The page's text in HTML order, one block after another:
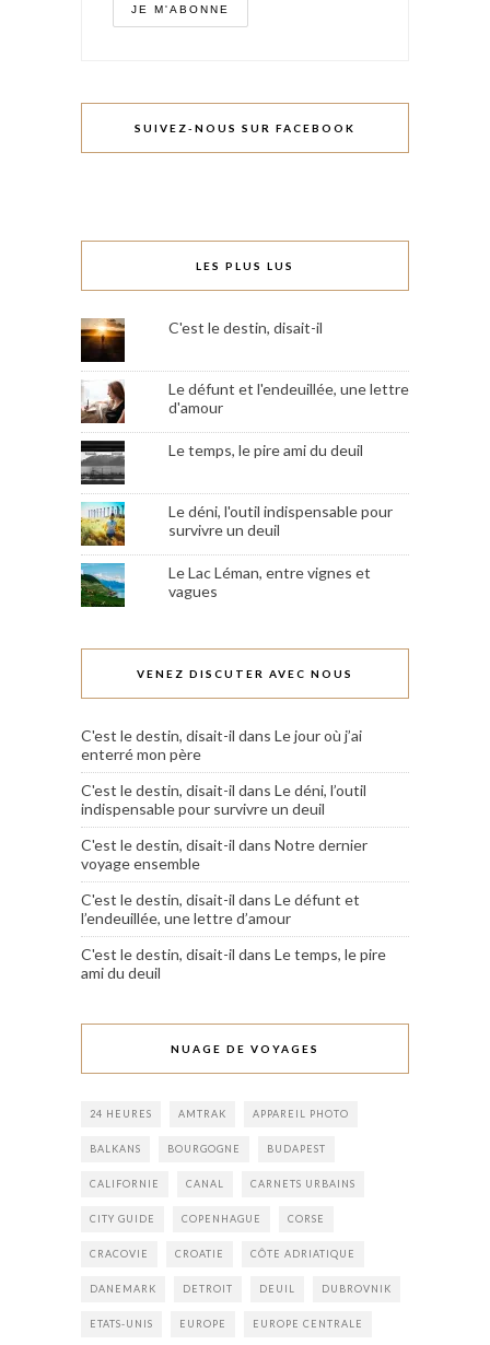
SUIVEZ-NOUS SUR FACEBOOK
LES PLUS LUS
C'est le destin, disait-il
Le défunt et l'endeuillée, une lettre
d'amour
Le temps, le pire ami du deuil
Le déni, l'outil indispensable pour
survivre un deuil
Le Lac Léman, entre vignes et
vagues
VENEZ DISCUTER AVEC NOUS
C'est le destin, disait-il dans Le jour où j’ai
enterré mon père
C'est le destin, disait-il dans Le déni, l’outil
indispensable pour survivre un deuil
C'est le destin, disait-il dans Notre dernier
voyage ensemble
C'est le destin, disait-il dans Le défunt et
l’endeuillée, une lettre d’amour
C'est le destin, disait-il dans Le temps, le pire
ami du deuil
NUAGE DE VOYAGES
24 HEURES AMTRAK APPAREIL PHOTO
BALKANS BOURGOGNE BUDAPEST
CALIFORNIE CANAL CARNETS URBAINS
CITY GUIDE COPENHAGUE CORSE
CRACOVIE CROATIE CÔTE ADRIATIQUE
DANEMARK DETROIT DEUIL DUBROVNIK
ETATS-UNIS EUROPE EUROPE CENTRALE